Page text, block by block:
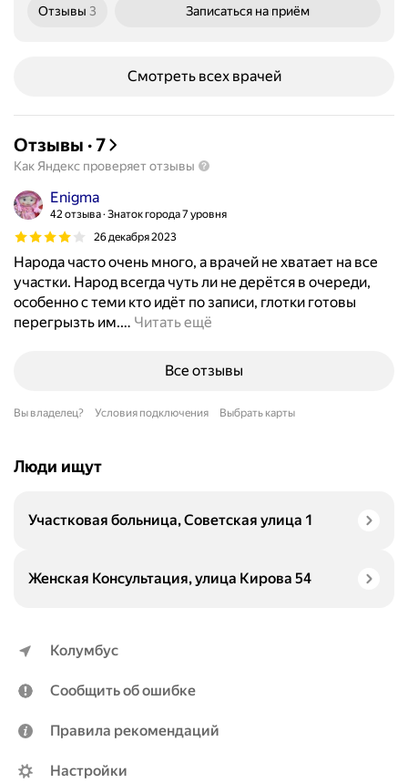
Отзывы 3 Записаться на приём
Смотреть всех врачей
Отзывы ·7
Как Яндекс проверяет отзывы
Enigma
42 отзыва Знаток города 7 уровня
26 декабря 2023
Народа часто очень много, а врачей не хватает на все
участки. Народ всегда чуть ли не дерётся в очереди,
особенно с теми кто идёт по записи, глотки готовы
перегрызть им.… Читать ещё
Все отзывы
Вы владелец? Условия подключения Выбрать карты
Люди ищут
Участковая больница, Советская улица 1
Женская Консультация, улица Кирова 54
Колумбус
Сообщить об ошибке
Правила рекомендаций
Настройки